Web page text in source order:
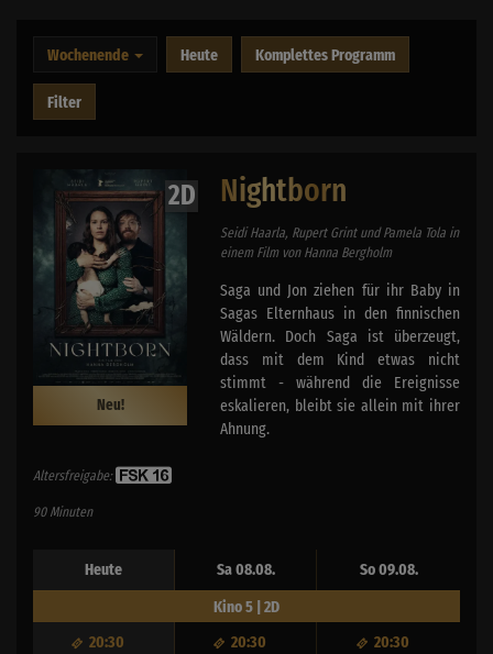
Wochenende Heute Komplettes Programm
Filter
2D
Neu!
Nightborn
Seidi Haarla, Rupert Grint und Pamela Tola in
einem Film von Hanna Bergholm
Saga und Jon ziehen für ihr Baby in
Sagas Elternhaus in den finnischen
Wäldern. Doch Saga ist überzeugt,
dass mit dem Kind etwas nicht
stimmt - während die Ereignisse
eskalieren, bleibt sie allein mit ihrer
Ahnung.
Altersfreigabe:
90 Minuten
Heute Sa 08.08. So 09.08.
20:30 20:30 20:30
Kino 5 | 2D